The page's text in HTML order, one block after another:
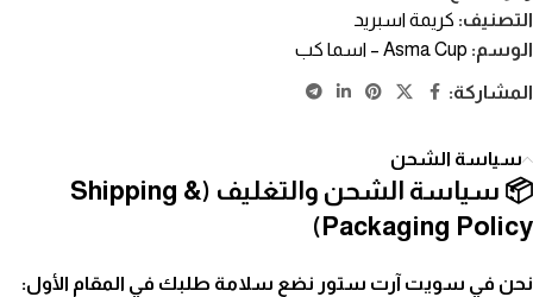
التصنيف: كريمة اسبريد
الوسم: Asma Cup – اسما كب
المشاركة:
سياسة الشحن
📦 سياسة الشحن والتغليف (Shipping &
Packaging Policy)
نحن في سويت آرت ستور نضع سلامة طلبك في المقام الأول: